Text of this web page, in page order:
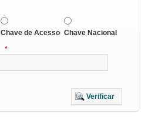
Chave de Acesso Chave Nacional
*
Verificar